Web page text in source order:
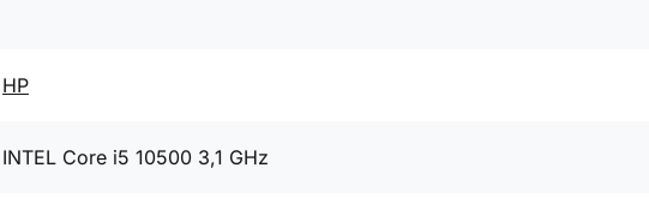
HP
INTEL Core i5 10500 3,1 GHz